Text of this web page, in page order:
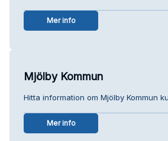
Mer info
Mjölby Kommun
Hitta information om Mjölby Kommun
Mer info